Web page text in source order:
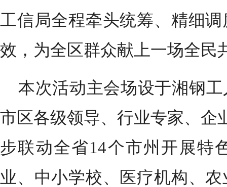
工信局全程牵头统筹、精细
效，为全区群众献上一场全民
本次活动主会场设于湘钢
市区各级领导、行业专家、企
步联动全省14个市州开展特
业、中小学校、医疗机构、